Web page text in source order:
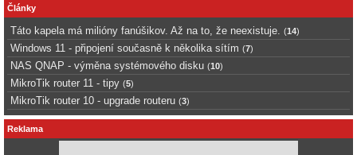
Články
Táto kapela má milióny fanúšikov. Až na to, že neexistuje. (14)
Windows 11 - připojení současně k několika sítím (7)
NAS QNAP - výměna systémového disku (10)
MikroTik router 11 - tipy (5)
MikroTik router 10 - upgrade routeru (3)
Reklama